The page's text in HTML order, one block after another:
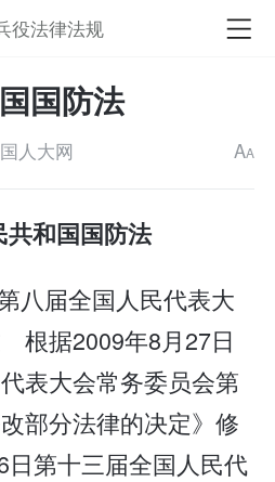
役法律法规
国防法
人大网 AA
共和国国防法
八届全国人民代表大
根据2009年8月27日
表大会常务委员会第
部分法律的决定》修
第十三届全国人民代